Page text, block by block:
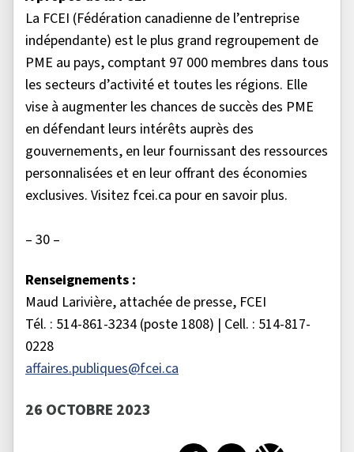
La FCEI (Fédération canadienne de l’entreprise
indépendante) est le plus grand regroupement de
PME au pays, comptant 97 000 membres dans tous
les secteurs d’activité et toutes les régions. Elle
vise à augmenter les chances de succès des PME
en défendant leurs intérêts auprès des
gouvernements, en leur fournissant des ressources
personnalisées et en leur offrant des économies
exclusives. Visitez fcei.ca pour en savoir plus.
– 30 –
Renseignements :
Maud Larivière, attachée de presse, FCEI
Tél. : 514-861-3234 (poste 1808) | Cell. : 514-817-
0228
affaires.publiques@fcei.ca
26 OCTOBRE 2023